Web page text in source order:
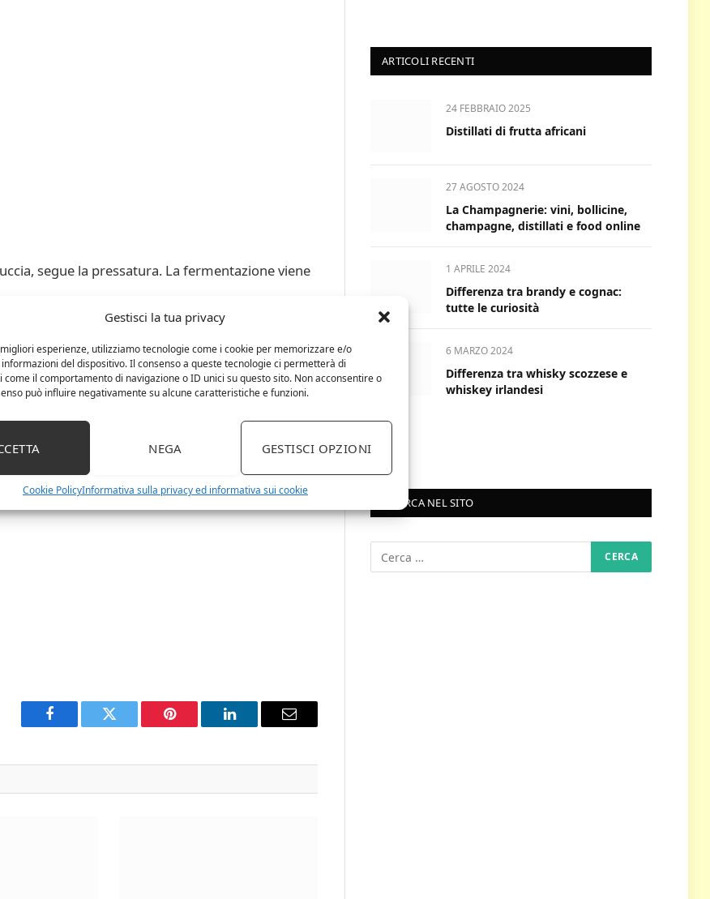
Gestisci la tua privacy
esperienze, utilizziamo tecnologie come i cookie per memorizzare e/o
del dispositivo. Il consenso a queste tecnologie ci permetterà di
il comportamento di navigazione o ID unici su questo sito. Non acconsentire o
può influire negativamente su alcune caratteristiche e funzioni.
NEGA GESTISCI OPZIONI
Cookie PolicyInformativa sulla privacy ed informativa sui cookie
segue la pressatura. La fermentazione viene
e sapido
Facebook Twitter Pinterest LinkedIn Email
ARTICOLI RECENTI
24 FEBBRAIO 2025
Distillati di frutta africani
27 AGOSTO 2024
La Champagnerie: vini, bollicine,
champagne, distillati e food online
1 APRILE 2024
Differenza tra brandy e cognac:
tutte le curiosità
6 MARZO 2024
Differenza tra whisky scozzese e
whiskey irlandesi
RICERCA NEL SITO